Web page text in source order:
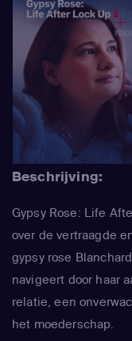
Beschrijving:
Gypsy Rose: Life
over de vertraagde
gypsy rose
navigeert door haar
relatie, een
het moederschap.